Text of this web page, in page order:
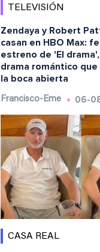
TELEVISIÓN
Zendaya y Robert
casan en HBO Max:
estreno de 'El
drama romántico
la boca abierta
Francisco-Eme 06-
CASA REAL